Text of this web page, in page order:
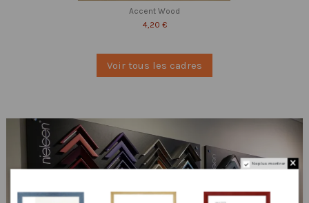
Accent Wood
4,20 €
Voir tous les cadres
Ne plus montrer